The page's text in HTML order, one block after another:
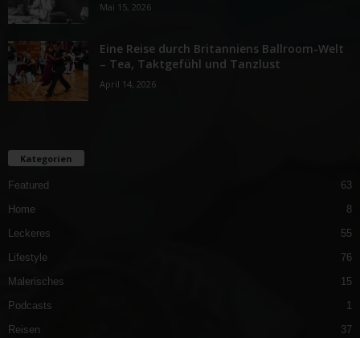
Mai 15, 2026
Eine Reise durch Britanniens Ballroom-Welt
– Tea, Taktgefühl und Tanzlust
April 14, 2026
Kategorien
Featured
63
Home
8
Leckeres
55
Lifestyle
76
Malerisches
15
Podcasts
1
Reisen
37